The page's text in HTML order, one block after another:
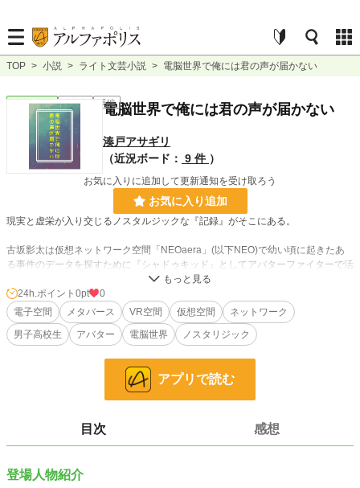
TOP > 小説 > ライト文芸小説 > 電脳世界で俺には君の声が届かない
ライト文芸 連載中 長編
電脳世界で俺には君の声が届かない
湊戸アサギリ
（近況ボード： 9 件 ）
お気に入りに追加して更新通知を受け取ろう
お気に入り追加
現実と虚栄が入り交じるノスタルジックな『記録』がそこにある。
古坂影太は仮想ネットワーク空間「NEOaera」(以下NEO)で幼い頃に起きたあ
る事件のデータを探すために『シャドゥキッド』としてアバターファイターで活
動する男子高校生。彼が「NEO」内で出会ったのは謎の少年『ガナシー』。彼
との出会いの先にあるものは……
現実と仮想空間を行き来する中で影太は事件の真相を掴めるのか？
電子と情報でできたメタバースの空間で起きるノスタルジーサスペンスが始ま
る！！
かなり気まぐれ更新になると思います
228,618 位 / 228,618 件
24h.ポイント 0pt
0
電子空間
メタバース VR空間 仮想空間
ネットワーク
男子高校生
アバター 電脳世界 ノスタリジック
アプリで読む
目次 感想
登場人物紹介